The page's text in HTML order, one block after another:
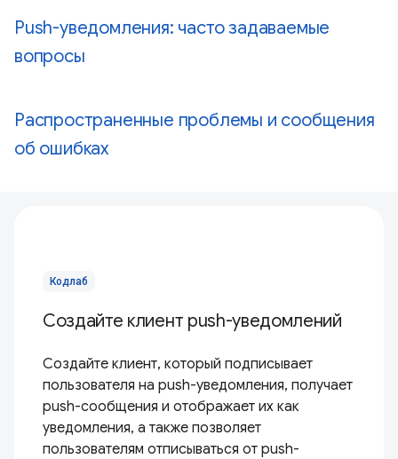
Push-уведомления: часто задаваемые
вопросы
Распространенные проблемы и сообщения
об ошибках
Кодлаб
Создайте клиент push-уведомлений
Создайте клиент, который подписывает
пользователя на push-уведомления, получает
push-сообщения и отображает их как
уведомления, а также позволяет
пользователям отписываться от push-